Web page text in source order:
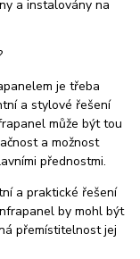
a instalovány na
je třeba
a stylové řešení
může být tou
a možnost
přednostmi.
a praktické řešení
by mohl být
přemístitelnost jej